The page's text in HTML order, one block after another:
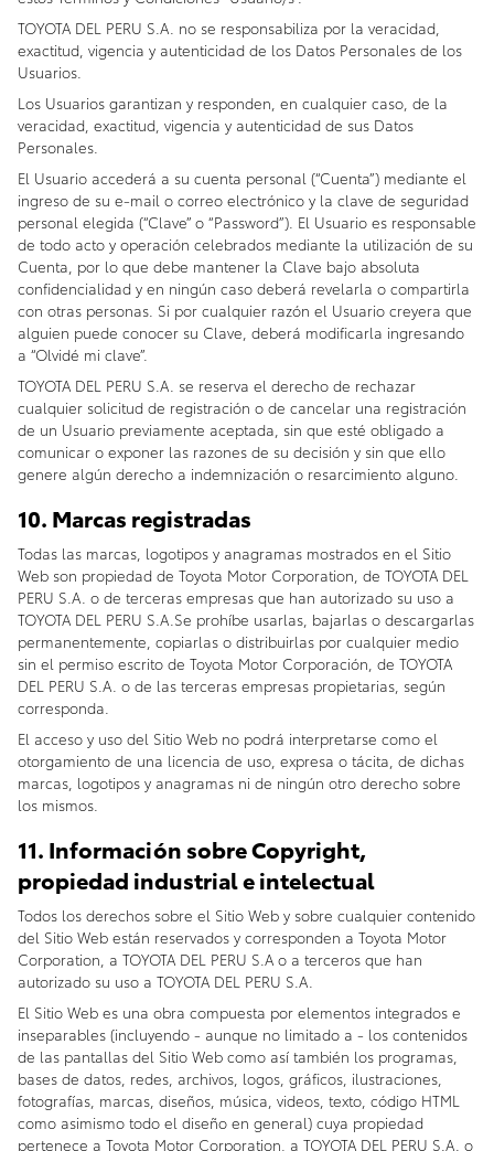
TOYOTA DEL PERU S.A. no se responsabiliza por la veracidad,
exactitud, vigencia y autenticidad de los Datos Personales de los
Usuarios.
Los Usuarios garantizan y responden, en cualquier caso, de la
veracidad, exactitud, vigencia y autenticidad de sus Datos
Personales.
El Usuario accederá a su cuenta personal (“Cuenta”) mediante el
ingreso de su e-mail o correo electrónico y la clave de seguridad
personal elegida (“Clave” o “Password”). El Usuario es responsable
de todo acto y operación celebrados mediante la utilización de su
Cuenta, por lo que debe mantener la Clave bajo absoluta
confidencialidad y en ningún caso deberá revelarla o compartirla
con otras personas. Si por cualquier razón el Usuario creyera que
alguien puede conocer su Clave, deberá modificarla ingresando
a “Olvidé mi clave”.
TOYOTA DEL PERU S.A. se reserva el derecho de rechazar
cualquier solicitud de registración o de cancelar una registración
de un Usuario previamente aceptada, sin que esté obligado a
comunicar o exponer las razones de su decisión y sin que ello
genere algún derecho a indemnización o resarcimiento alguno.
10. Marcas registradas
Todas las marcas, logotipos y anagramas mostrados en el Sitio
Web son propiedad de Toyota Motor Corporation, de TOYOTA DEL
PERU S.A. o de terceras empresas que han autorizado su uso a
TOYOTA DEL PERU S.A.Se prohíbe usarlas, bajarlas o descargarlas
permanentemente, copiarlas o distribuirlas por cualquier medio
sin el permiso escrito de Toyota Motor Corporación, de TOYOTA
DEL PERU S.A. o de las terceras empresas propietarias, según
corresponda.
El acceso y uso del Sitio Web no podrá interpretarse como el
otorgamiento de una licencia de uso, expresa o tácita, de dichas
marcas, logotipos y anagramas ni de ningún otro derecho sobre
los mismos.
11. Información sobre Copyright,
propiedad industrial e intelectual
Todos los derechos sobre el Sitio Web y sobre cualquier contenido
del Sitio Web están reservados y corresponden a Toyota Motor
Corporation, a TOYOTA DEL PERU S.A o a terceros que han
autorizado su uso a TOYOTA DEL PERU S.A.
El Sitio Web es una obra compuesta por elementos integrados e
inseparables (incluyendo - aunque no limitado a - los contenidos
de las pantallas del Sitio Web como así también los programas,
bases de datos, redes, archivos, logos, gráficos, ilustraciones,
fotografías, marcas, diseños, música, videos, texto, código HTML
como asimismo todo el diseño en general) cuya propiedad
pertenece a Toyota Motor Corporation, a TOYOTA DEL PERU S.A. o